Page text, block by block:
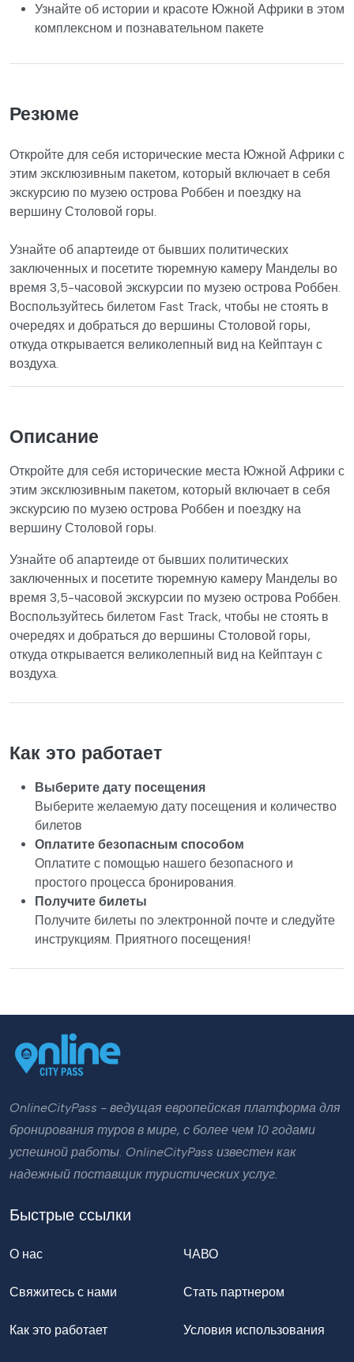
Узнайте об истории и красоте Южной Африки в этом
комплексном и познавательном пакете
Резюме
Откройте для себя исторические места Южной Африки с
этим эксклюзивным пакетом, который включает в себя
экскурсию по музею острова Роббен и поездку на
вершину Столовой горы.
Узнайте об апартеиде от бывших политических
заключенных и посетите тюремную камеру Манделы во
время 3,5-часовой экскурсии по музею острова Роббен.
Воспользуйтесь билетом Fast Track, чтобы не стоять в
очередях и добраться до вершины Столовой горы,
откуда открывается великолепный вид на Кейптаун с
воздуха.
Описание
Откройте для себя исторические места Южной Африки с
этим эксклюзивным пакетом, который включает в себя
экскурсию по музею острова Роббен и поездку на
вершину Столовой горы.
Узнайте об апартеиде от бывших политических
заключенных и посетите тюремную камеру Манделы во
время 3,5-часовой экскурсии по музею острова Роббен.
Воспользуйтесь билетом Fast Track, чтобы не стоять в
очередях и добраться до вершины Столовой горы,
откуда открывается великолепный вид на Кейптаун с
воздуха.
Как это работает
Выберите дату посещения
Выберите желаемую дату посещения и количество
билетов
Оплатите безопасным способом
Оплатите с помощью нашего безопасного и
простого процесса бронирования.
Получите билеты
Получите билеты по электронной почте и следуйте
инструкциям. Приятного посещения!
OnlineCityPass - ведущая европейская платформа для
бронирования туров в мире, с более чем 10 годами
успешной работы. OnlineCityPass известен как
надежный поставщик туристических услуг.
Быстрые ссылки
О нас
Свяжитесь с нами
Как это работает
ЧАВО
Стать партнером
Условия использования